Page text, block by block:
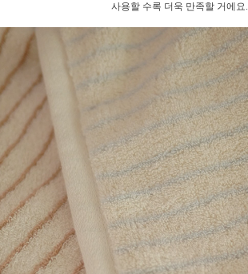
사용할 수록 더욱 만족할 거에요.